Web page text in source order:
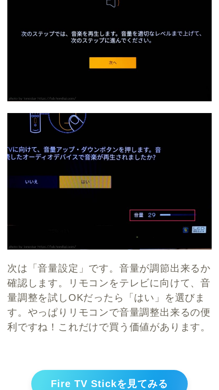
次は「音量設定」です。音量が調節出来るか
確認します。リモコンをテレビに向けて、音
量調整を試しOKだったら「はい」を選びま
す。やっぱりリモコンで音量調整出来るの便
利ですね！これだけで買う価値があります。
Fire TV Stickを見てみる